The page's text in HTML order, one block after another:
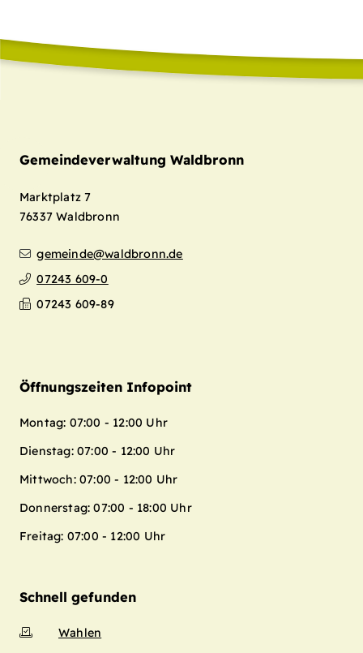
Gemeindeverwaltung Waldbronn
Marktplatz 7
76337 Waldbronn
gemeinde@waldbronn.de
07243 609-0
07243 609-89
Öffnungszeiten Infopoint
Montag: 07:00 - 12:00 Uhr
Dienstag: 07:00 - 12:00 Uhr
Mittwoch: 07:00 - 12:00 Uhr
Donnerstag: 07:00 - 18:00 Uhr
Freitag: 07:00 - 12:00 Uhr
Schnell gefunden
Wahlen